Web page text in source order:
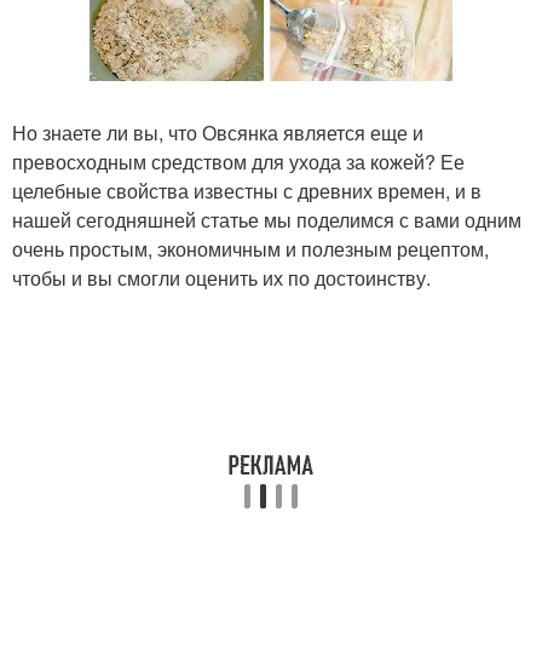
Но знаете ли вы, что Овсянка является еще и
превосходным средством для ухода за кожей? Ее
целебные свойства известны с древних времен, и в
нашей сегодняшней статье мы поделимся с вами одним
очень простым, экономичным и полезным рецептом,
чтобы и вы смогли оценить их по достоинству.